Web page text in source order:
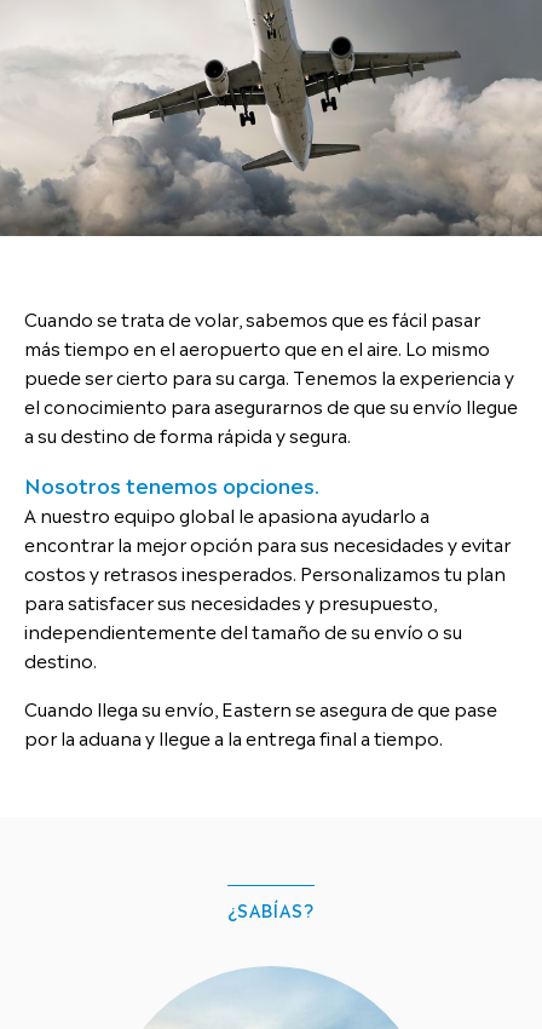
Cuando se trata de volar, sabemos que es fácil pasar
más tiempo en el aeropuerto que en el aire. Lo mismo
puede ser cierto para su carga. Tenemos la experiencia y
el conocimiento para asegurarnos de que su envío llegue
a su destino de forma rápida y segura.
Nosotros tenemos opciones.
A nuestro equipo global le apasiona ayudarlo a
encontrar la mejor opción para sus necesidades y evitar
costos y retrasos inesperados. Personalizamos tu plan
para satisfacer sus necesidades y presupuesto,
independientemente del tamaño de su envío o su
destino.
Cuando llega su envío, Eastern se asegura de que pase
por la aduana y llegue a la entrega final a tiempo.
¿SABÍAS?